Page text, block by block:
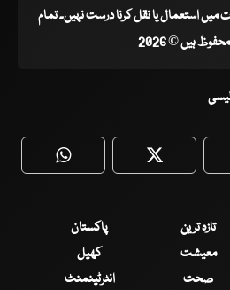
استعمال یا نقل کرنا درست نہیں۔ تمام
ہیں © 2026
WhatsApp Twitter
تازہ ترین
پاکستان
معیشت
کھیل
صحت انٹرٹینمنٹ